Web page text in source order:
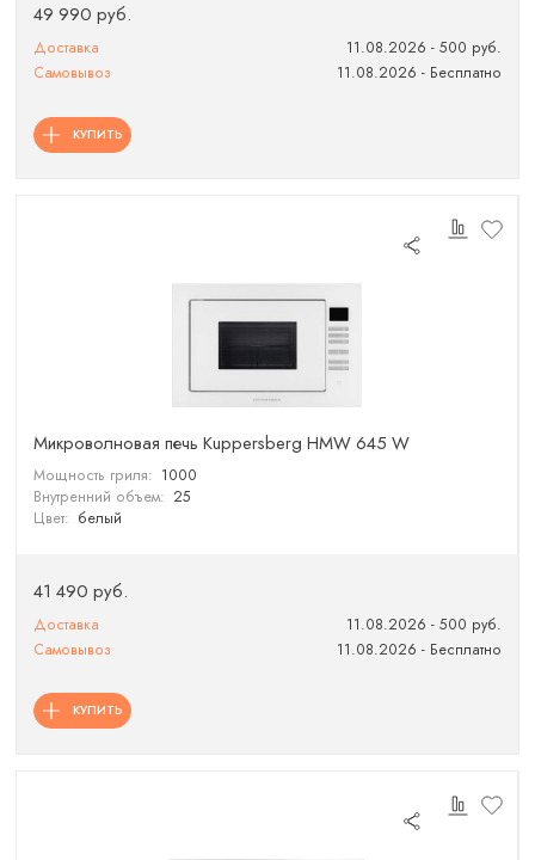
49 990 руб.
Доставка
11.08.2026 - 500 руб.
Самовывоз
11.08.2026 - Бесплатно
КУПИТЬ
Микроволновая печь Kuppersberg HMW 645 W
Мощность гриля: 1000
Внутренний объем: 25
Цвет: белый
41 490 руб.
Доставка
11.08.2026 - 500 руб.
Самовывоз
11.08.2026 - Бесплатно
КУПИТЬ